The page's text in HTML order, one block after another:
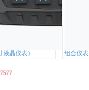
液晶仪表） 组合仪表